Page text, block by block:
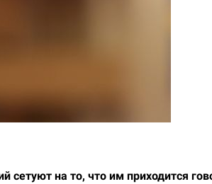
сетуют на то, что им приходится